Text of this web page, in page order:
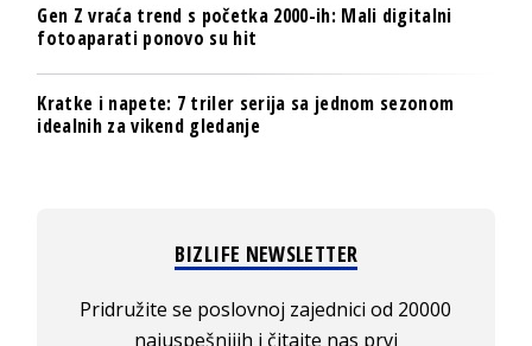
Gen Z vraća trend s početka 2000-ih: Mali digitalni
fotoaparati ponovo su hit
Kratke i napete: 7 triler serija sa jednom sezonom
idealnih za vikend gledanje
BIZLIFE NEWSLETTER
Pridružite se poslovnoj zajednici od 20000
najuspešnijih i čitajte nas prvi